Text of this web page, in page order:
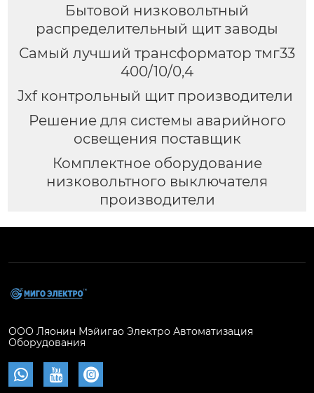
Бытовой низковольтный
распределительный щит заводы
Самый лучший трансформатор тмг33
400/10/0,4
Jxf контрольный щит производители
Решение для системы аварийного
освещения поставщик
Комплектное оборудование
низковольтного выключателя
производители
ООО Ляонин Мэйигао Электро Автоматизация
Оборудования
  